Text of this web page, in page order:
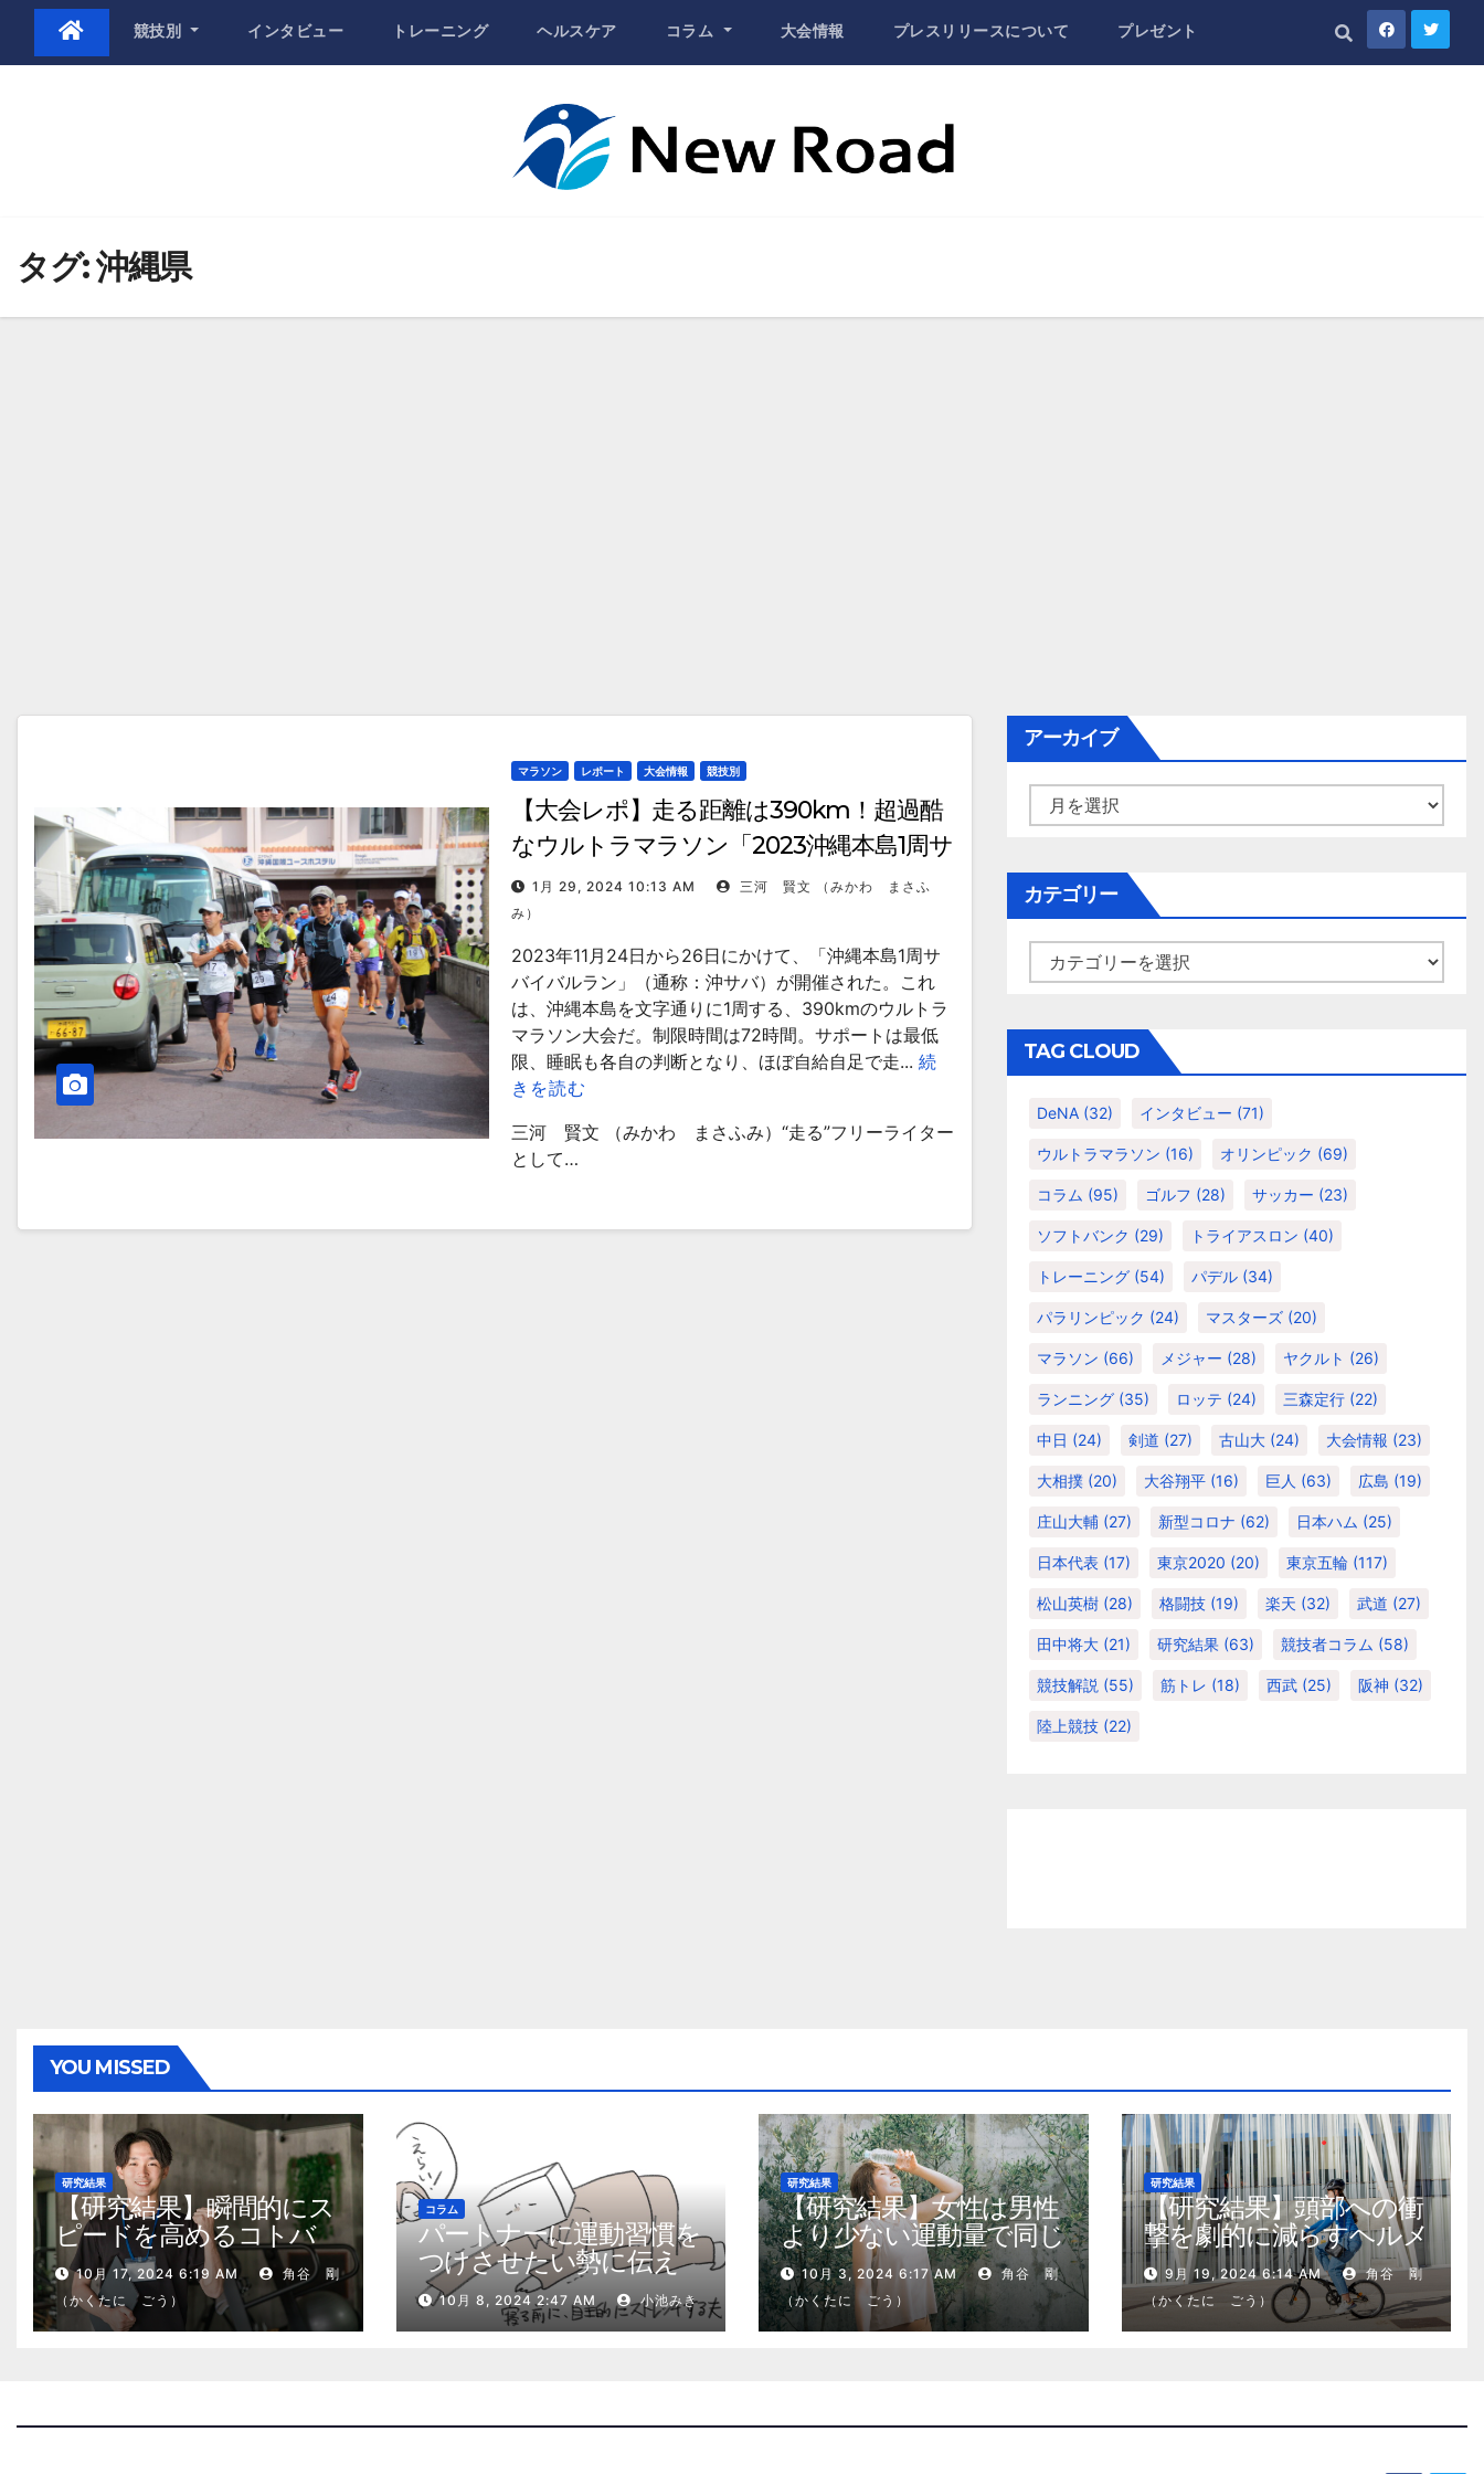
Skip
content
競技別 インタビュー トレーニング ヘルスケア コラム 大会情報 プレスリリースについて プレゼント
タグ:沖縄県
マラソン レポート 大会情報 競技別
【大会レポ】走る距離は390km！超過酷
なウルトラマラソン「2023沖縄本島1周サ
バイバルラン」
1月 29, 2024 10:13 AM
三河 賢文 （みかわ まさふ
み）
2023年11月24日から26日にかけて、「沖縄本島1周サ
バイバルラン」（通称：沖サバ）が開催された。これ
は、沖縄本島を文字通りに1周する、390kmのウルトラ
マラソン大会だ。制限時間は72時間。サポートは最低
限、睡眠も各自の判断となり、ほぼ自給自足で走... 続
きを読む
三河 賢文 （みかわ まさふみ）“走る”フリーライター
として…
アーカイブ
ー
イ
ブ
カテゴリー
テ
リ
ー
TAG CLOUD
DeNA (32) インタビュー (71)
ウルトラマラソン (16) オリンピック (69)
コラム (95) ゴルフ (28) サッカー (23)
ソフトバンク (29) トライアスロン (40)
トレーニング (54) パデル (34)
パラリンピック (24) マスターズ (20)
マラソン (66) メジャー (28) ヤクルト (26)
ランニング (35) ロッテ (24) 三森定行 (22)
中日 (24) 剣道 (27) 古山大 (24) 大会情報 (23)
大相撲 (20) 大谷翔平 (16) 巨人 (63) 広島 (19)
庄山大輔 (27) 新型コロナ (62) 日本ハム (25)
日本代表 (17) 東京2020 (20) 東京五輪 (117)
松山英樹 (28) 格闘技 (19) 楽天 (32) 武道 (27)
田中将大 (21) 研究結果 (63) 競技者コラム (58)
競技解説 (55) 筋トレ (18) 西武 (25) 阪神 (32)
陸上競技 (22)
YOU MISSED
研究結果
【研究結果】瞬間的にス
ピードを高めるコトバ
の威力
10月 17, 2024 6:19 AM
角谷 剛
（かくたに ごう）
コラム
パートナーに運動習慣を
つけさせたい勢に伝え
る、私が夫の筋肉量を
2kg増やした5ステップ
10月 8, 2024 2:47 AM 小池みき
研究結果
【研究結果】女性は男性
より少ない運動量で同じ
健康効果を得る
10月 3, 2024 6:17 AM
角谷 剛
（かくたに ごう）
研究結果
【研究結果】頭部への衝
撃を劇的に減らすヘルメ
ット内部パッド
9月 19, 2024 6:14 AM
角谷 剛
（かくたに ごう）